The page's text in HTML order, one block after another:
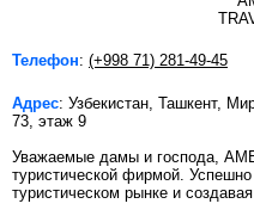
Телефон: (+998 71) 281-49-45
Адрес: Узбекистан, Ташкент,
73, этаж 9
Уважаемые дамы и господа,
туристической фирмой.
туристическом рынке и